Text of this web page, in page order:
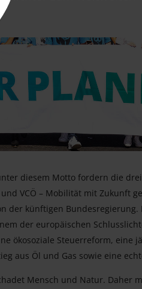
diesem Motto fordern die drei
VCÖ – Mobilität mit Zukunft
der künftigen Bundesregierung.
der europäischen
ökosoziale Steuerreform, eine
aus Öl und Gas sowie eine
Mensch und Natur. Daher